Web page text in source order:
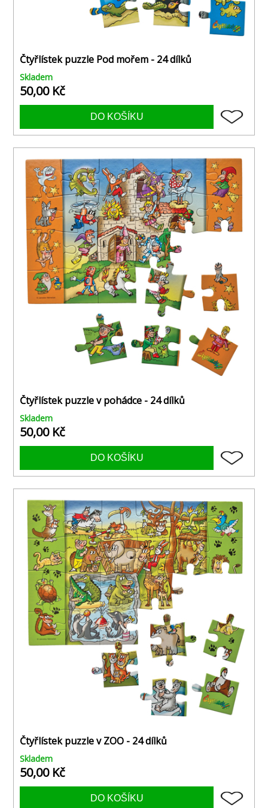
Čtyřlístek puzzle Pod mořem - 24 dílků
Skladem
50,00 Kč
Čtyřlístek puzzle v pohádce - 24 dílků
Skladem
50,00 Kč
Čtyřlístek puzzle v ZOO - 24 dílků
Skladem
50,00 Kč